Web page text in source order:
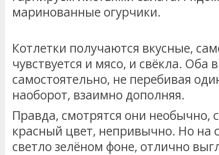
маринованные огурчики.
Котлетки получаются вкусные,
чувствуется и мясо, и свёкла. Оба
самостоятельно, не перебивая
наоборот, взаимно дополняя.
Правда, смотрятся они необычно,
красный цвет, непривычно. Но на
светло зелёном фоне, отлично